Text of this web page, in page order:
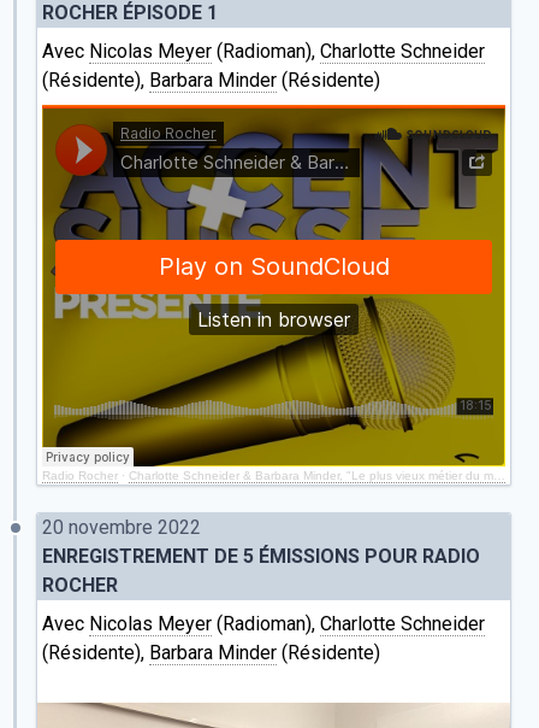
ROCHER ÉPISODE 1
Avec Nicolas Meyer (Radioman), Charlotte Schneider
(Résidente), Barbara Minder (Résidente)
Radio Rocher · Charlotte Schneider & Barbara Minder, "Le plus vieux métier du monde" (Episode 1)
20 novembre 2022
ENREGISTREMENT DE 5 ÉMISSIONS POUR RADIO
ROCHER
Avec Nicolas Meyer (Radioman), Charlotte Schneider
(Résidente), Barbara Minder (Résidente)